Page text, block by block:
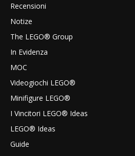
Recensioni
Notize
The LEGO® Group
In Evidenza
MOC
Videogiochi LEGO®
Minifigure LEGO®
I Vincitori LEGO® Ideas
LEGO® Ideas
Guide